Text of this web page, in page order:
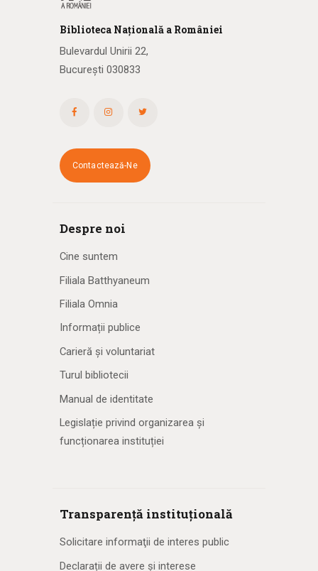
Biblioteca Națională a României
Bulevardul Unirii 22,
București 030833
Contactează-Ne
Despre noi
Cine suntem
Filiala Batthyaneum
Filiala Omnia
Informații publice
Carieră și voluntariat
Turul bibliotecii
Manual de identitate
Legislație privind organizarea și
funcționarea instituției
Transparență instituțională
Solicitare informaţii de interes public
Declarații de avere și interese